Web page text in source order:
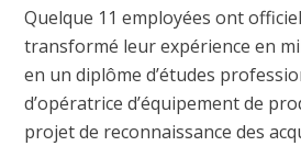
Quelque 11 employées ont
transformé leur expérience en
en un diplôme d’études
d’opératrice d’équipement de
projet de reconnaissance des